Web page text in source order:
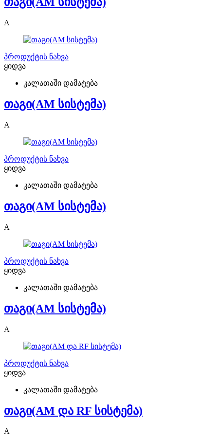
A
პროდუქტის ნახვა
ყიდვა
კალათაში დამატება
თაგი(AM სისტემა)
A
პროდუქტის ნახვა
ყიდვა
კალათაში დამატება
თაგი(AM სისტემა)
A
პროდუქტის ნახვა
ყიდვა
კალათაში დამატება
თაგი(AM სისტემა)
A
პროდუქტის ნახვა
ყიდვა
კალათაში დამატება
თაგი(AM და RF სისტემა)
A